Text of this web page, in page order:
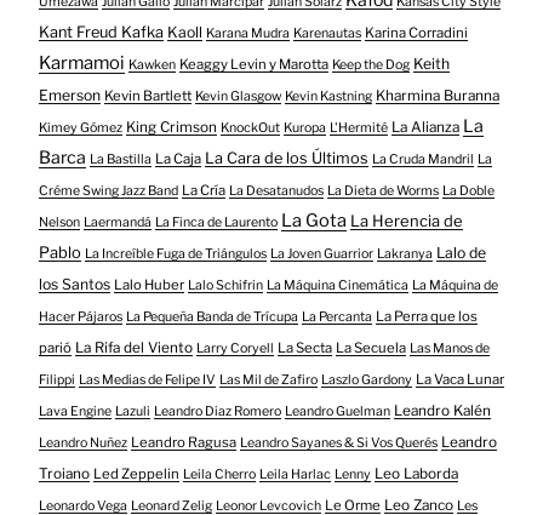
Kant Freud Kafka Kaoll Karana Mudra Karenautas Karina Corradini
Karmamoi Kawken Keaggy Levin y Marotta Keep the Dog Keith
Emerson Kevin Bartlett Kevin Glasgow Kevin Kastning Kharmina Buranna
Kimey Gómez King Crimson KnockOut Kuropa L'Hermité La Alianza La
Barca La Bastilla La Caja La Cara de los Últimos La Cruda Mandril La
Créme Swing Jazz Band La Cría La Desatanudos La Dieta de Worms La Doble
Nelson Laermandá La Finca de Laurento La Gota La Herencia de
Pablo La Increíble Fuga de Triángulos La Joven Guarrior Lakranya Lalo de
los Santos Lalo Huber Lalo Schifrin La Máquina Cinemática La Máquina de
Hacer Pájaros La Pequeña Banda de Trícupa La Percanta La Perra que los
parió La Rifa del Viento Larry Coryell La Secta La Secuela Las Manos de
Filippi Las Medias de Felipe IV Las Mil de Zafiro Laszlo Gardony La Vaca Lunar
Lava Engine Lazuli Leandro Diaz Romero Leandro Guelman Leandro Kalén
Leandro Nuñez Leandro Ragusa Leandro Sayanes & Si Vos Querés Leandro
Troiano Led Zeppelin Leila Cherro Leila Harlac Lenny Leo Laborda
Leonardo Vega Leonard Zelig Leonor Levcovich Le Orme Leo Zanco Les